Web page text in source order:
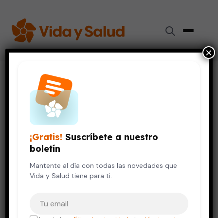
Videos de Salud
El cambio de dientes en los niños – lo que debes
explicarles
NIÑOS Y ADOLESCENTES
El cambio de dientes en los
niños – lo que debes
explicarles
¡Gratis! Suscríbete a nuestro
boletín
Mantente al día con todas las novedades que
Vida y Salud tiene para ti.
×